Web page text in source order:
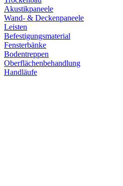
Akustikpaneele
Wand- & Deckenpaneele
Leisten
Befestigungsmaterial
Fensterbänke
Bodentreppen
Oberflächenbehandlung
Handläufe